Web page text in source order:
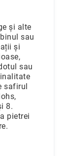
și alte
sau
și
sau
safirul
8.
pietrei